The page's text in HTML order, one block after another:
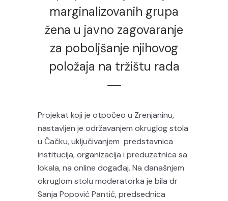
marginalizovanih grupa
žena u javno zagovaranje
za poboljšanje njihovog
položaja na tržištu rada
Projekat koji je otpočeo u Zrenjaninu,
nastavljen je održavanjem okruglog stola
u Čačku, uključivanjem predstavnica
institucija, organizacija i preduzetnica sa
lokala, na online događaj. Na današnjem
okruglom stolu moderatorka je bila dr
Sanja Popović Pantić, predsednica